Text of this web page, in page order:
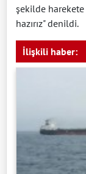
şekilde
hazırız" denildi.
İlişkili haber: